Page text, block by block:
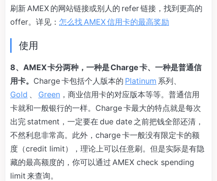
刷新 AMEX 的网站链接或别人的 refer 链接，找到更高的
offer。详见： 怎么找 AMEX 信用卡的最高奖励
使用
8、AMEX 卡分两种，一种是 Charge 卡、一种是普通信
用卡。 Charge 卡包括个人版本的 Platinum 系列、
Gold
Green ，商业信用卡的对应版本等等。普通信用
卡就和一般银行的一样。Charge 卡最大的特点就是每次
出完 statment，一定要在 due date 之前把钱全部还清，
不然利息非常高。此外，charge 卡一般没有限定卡的额
度（credit limit），理论上可以任意刷。但是实际是有隐
藏的最高额度的，你可以通过 AMEX check spending
limit 来查询。